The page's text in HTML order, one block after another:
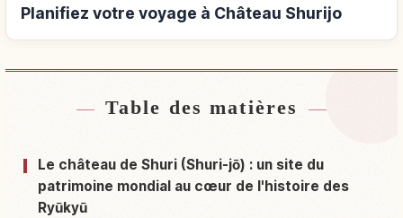
Planifiez votre voyage à Château Shurijo
Hébergements près de Château Shurijo
Activités à Château Shurijo↗
Table des matières
Le château de Shuri (Shuri-jō) : un site du
patrimoine mondial au cœur de l'histoire des
Ryūkyū